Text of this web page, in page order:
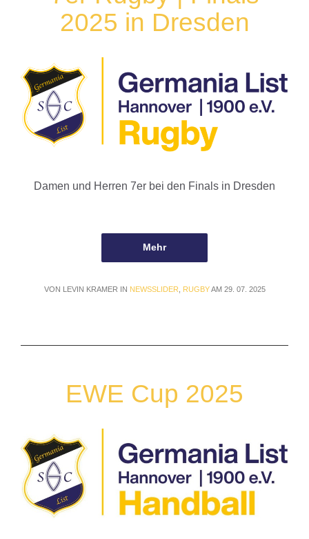
2025 in Dresden
Damen und Herren 7er bei den Finals in Dresden
Mehr
VON LEVIN KRAMER IN NEWSSLIDER RUGBYAM 29. 07. 2025
EWE Cup 2025